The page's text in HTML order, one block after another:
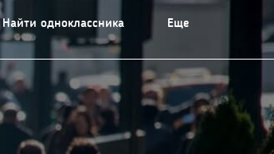
Найти одноклассника Еще